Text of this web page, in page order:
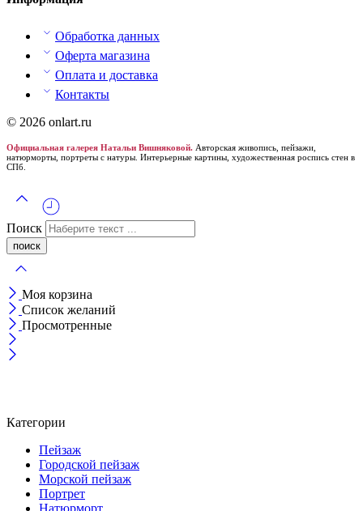
Обработка данных
Оферта магазина
Оплата и доставка
Контакты
© 2026 onlart.ru
Официальная галерея Натальи Вишняковой. Авторская живопись, пейзажи,
натюрморты, портреты с натуры. Интерьерные картины, художественная роспись стен в
СПб.
Поиск
Моя корзина
Список желаний
Просмотренные
Категории
Пейзаж
Городской пейзаж
Морской пейзаж
Портрет
Натюрморт